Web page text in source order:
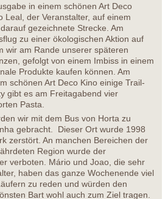
in einem schönen Art Deco
Leal, der Veranstalter, auf einem
gezeichnete Strecke. Am
zu einer ökologischen Aktion auf
wir am Rande unserer späteren
gefolgt von einem Imbiss in einem
Produkte kaufen können. Am
schönen Art Deco Kino einige Trail-
gibt es am Freitagabend vier
Pasta.
wir mit dem Bus von Horta zu
gebracht. Dieser Ort wurde 1998
zerstört. An manchen Bereichen der
Region wurde der
verboten. Mário und Joao, die sehr
haben das ganze Wochenende viel
zu reden und würden den
Bart wohl auch zum Ziel tragen.